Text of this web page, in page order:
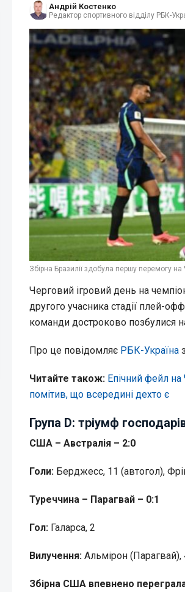
Андрій Костенко
Редактор спортивного відділу РБК-
Збірна Бразилії здобула першу перемогу
Черговий ігровий день на
другого учасника стадії плей-
команди достроково позбулися
Про це повідомляє РБК-Україна
Читайте також: Епічний фейл на
помітив, що всередині дехто є
Група D: тріумф
США – Австралія – 2:0
Голи: Берджесс, 11 (автогол),
Туреччина – Парагвай – 0:1
Гол: Галарса, 2
Вилучення: Альмірон
Збірна США впевнено